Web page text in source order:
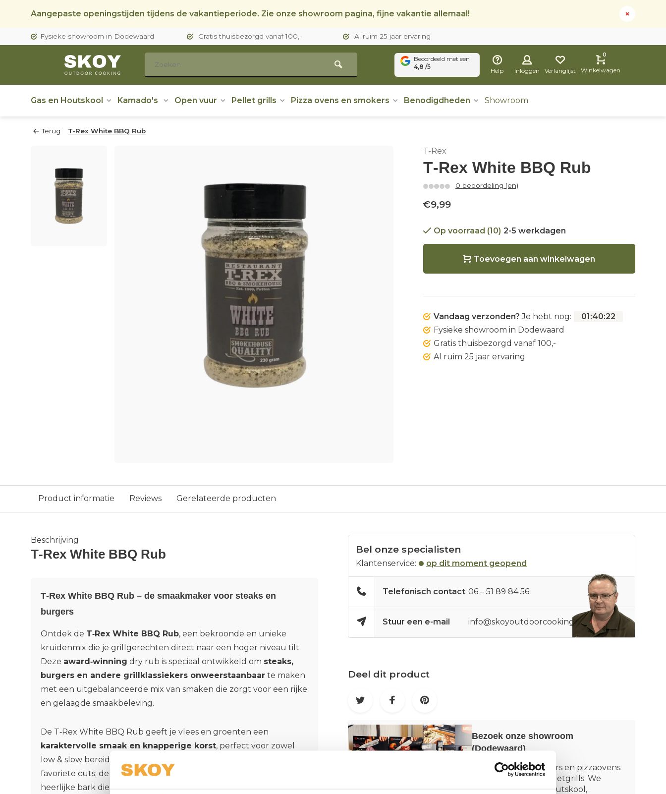
Aangepaste openingstijden tijdens de vakantieperiode. Zie onze showroom pagina, fijne vakantie allemaal!
Fysieke showroom in Dodewaard Gratis thuisbezorgd vanaf 100,- Al ruim 25 jaar ervaring
Beoordeeld met een
4,8 /5
Help Inloggen Verlanglijst
0
Winkelwagen
Gas en Houtskool Kamado's Open vuur Pellet grills Pizza ovens en smokers Benodigdheden Showroom
Terug T‑Rex White BBQ Rub
T-Rex
T‑Rex White BBQ Rub
0 beoordeling (en)
€9,99
Op voorraad (10) 2-5 werkdagen
Toevoegen aan winkelwagen
Vandaag verzonden? Je hebt nog: 01:40:21
Fysieke showroom in Dodewaard
Gratis thuisbezorgd vanaf 100,-
Al ruim 25 jaar ervaring
Product informatie Reviews Gerelateerde producten
Beschrijving
T‑Rex White BBQ Rub
T‑Rex White BBQ Rub – de smaakmaker voor steaks en
burgers
Ontdek de T‑Rex White BBQ Rub, een bekroonde en unieke
kruidenmix die je grillgerechten direct naar een hoger niveau tilt.
Deze award‑winning dry rub is speciaal ontwikkeld om steaks,
burgers en andere grillklassiekers onweerstaanbaar te maken
met een uitgebalanceerde mix van smaken die zorgt voor een rijke
en gelaagde smaakbeleving.
De T‑Rex White BBQ Rub geeft je vlees en groenten een
karaktervolle smaak en knapperige korst, perfect voor zowel
low & slow bereidingen als direct grillen. Strooi hem royaal over je
favoriete cuts; de kruidenmix helpt bij het vormen van een
heerlijke bark die iedereen laat terugkomen voor meer.
Bel onze specialisten
Klantenservice: op dit moment geopend
Telefonisch contact 06 – 51 89 84 56
Stuur een e-mail info@skoyoutdoorcooking.nl
Deel dit product
Bezoek onze showroom
(Dodewaard)
Van kamado’s, smokers en pizzaovens
tot rookovens en pelletgrills. We
leerden alles over houtskool,